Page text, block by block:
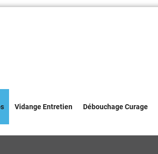
Vidange Entretien Débouchage Curage